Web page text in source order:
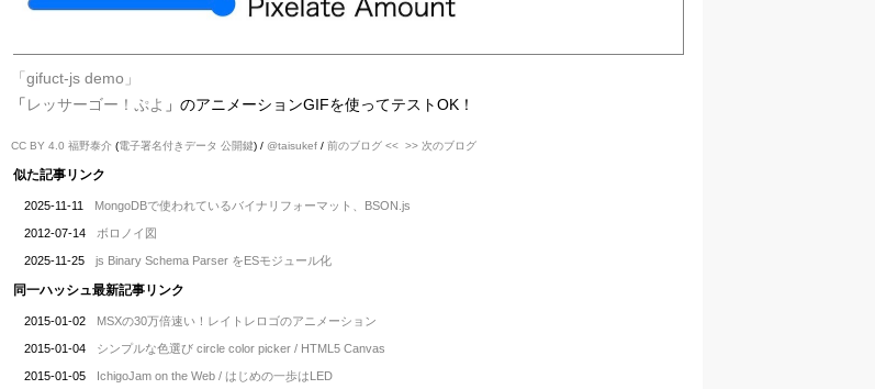
「gifuct-js demo」
「レッサーゴー！ぷよ 」のアニメーションGIFを使ってテストOK！
CC BY 4.0 福野泰介 (電子署名付きデータ 公開鍵) / @taisukef / 前のブログ << >> 次のブログ
似た記事リンク
2025-11-11 MongoDBで使われているバイナリフォーマット、BSON.js
2012-07-14 ボロノイ図
2025-11-25 js Binary Schema Parser をESモジュール化
同一ハッシュ最新記事リンク
2015-01-02 MSXの30万倍速い！レイトレロゴのアニメーション
2015-01-04 シンプルな色選び circle color picker / HTML5 Canvas
2015-01-05 IchigoJam on the Web / はじめの一歩はLED